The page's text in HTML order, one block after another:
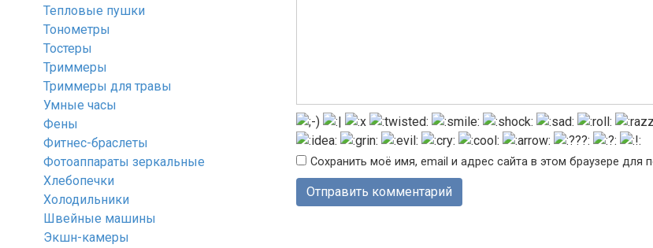
Сохранить моё имя, email и адрес сайта в этом браузере
Тепловые пушки
Тонометры
Тостеры
Триммеры
Триммеры для травы
Умные часы
Фены
Фитнес-браслеты
Фотоаппараты зеркальные
Хлебопечки
Холодильники
Швейные машины
Экшн-камеры